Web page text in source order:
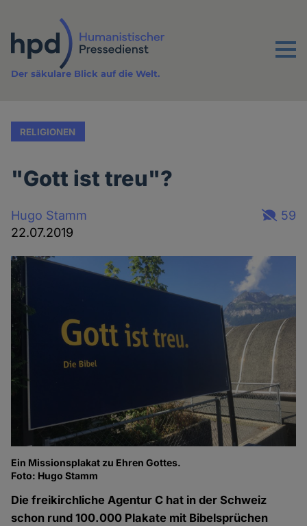
Inhalt
Menu
Der säkulare Blick auf die Welt.
RELIGIONEN
"Gott ist treu"?
Hugo Stamm
22.07.2019
59
Ein Missionsplakat zu Ehren Gottes.
Foto: Hugo Stamm
Die freikirchliche Agentur C hat in der Schweiz
schon rund 100.000 Plakate mit Bibelsprüchen